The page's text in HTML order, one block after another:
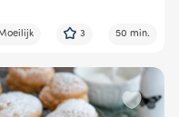
3 50 min.